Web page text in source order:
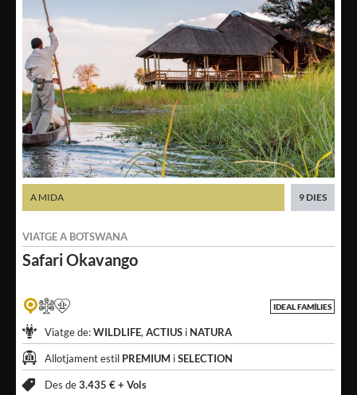
Safari Okavango
VIATGE A BOTSWANA
A MIDA 9 DIES
IDEAL FAMÍLIES
Viatge de:WILDLIFE, ACTIUS i NATURA
Allotjament estil PREMIUM iSELECTION
Des de3.435 € + Vols